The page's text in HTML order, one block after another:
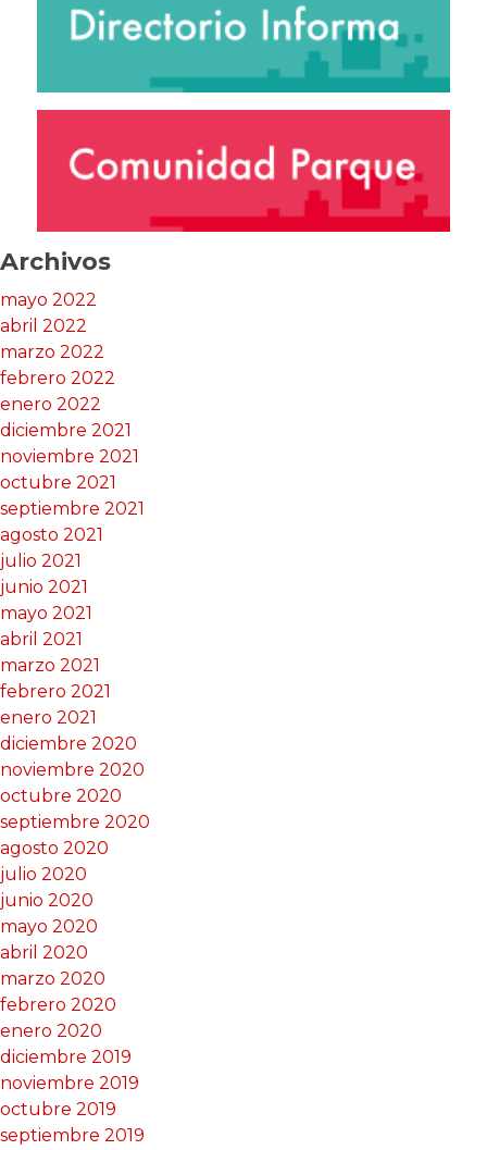
Archivos
mayo 2022
abril 2022
marzo 2022
febrero 2022
enero 2022
diciembre 2021
noviembre 2021
octubre 2021
septiembre 2021
agosto 2021
julio 2021
junio 2021
mayo 2021
abril 2021
marzo 2021
febrero 2021
enero 2021
diciembre 2020
noviembre 2020
octubre 2020
septiembre 2020
agosto 2020
julio 2020
junio 2020
mayo 2020
abril 2020
marzo 2020
febrero 2020
enero 2020
diciembre 2019
noviembre 2019
octubre 2019
septiembre 2019